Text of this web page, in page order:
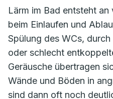
Lärm im Bad entsteht an
beim Einlaufen und
Spülung des WCs,
oder schlecht
Geräusche übertragen
Wände und Böden in
sind dann oft noch